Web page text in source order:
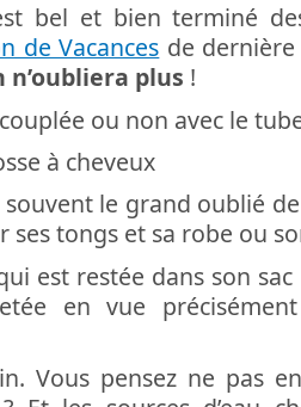
bel et bien terminé
de Vacances de
n’oubliera plus !
ou non avec le
à cheveux
le grand oublié de
ses tongs et sa robe ou
est restée dans son
en vue
Vous pensez ne pas